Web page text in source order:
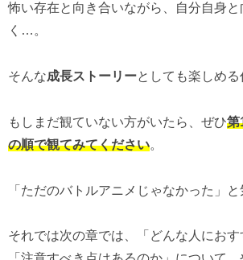
怖い存在と向き合いながら、自分自身
く…。
そんな成長ストーリーとしても楽しめる
もしまだ観ていない方がいたら、ぜひ
の順で観てみてください。
「ただのバトルアニメじゃなかった」と
それでは次の章では、「どんな人におす